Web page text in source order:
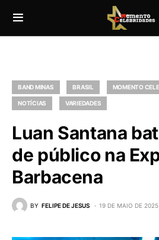
BAND MINAS BRASIL MOMENTO
NOTÍCIAS VARIEDADES
Luan Santana
de público na
Barbacena
BY FELIPE DE JESUS 19 DE MAIO DE 2025